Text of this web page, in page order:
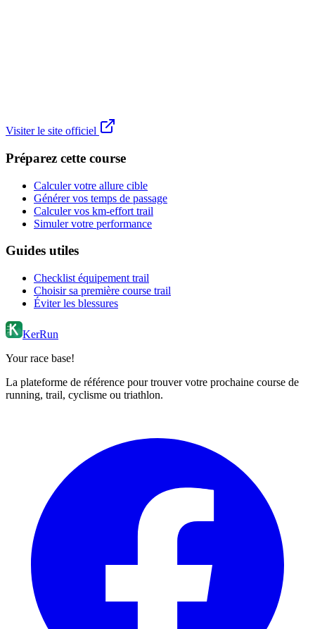
Visiter le site officiel
Préparez cette course
Calculer votre allure cible
Générer vos temps de passage
Calculer vos km-effort trail
Simuler votre performance
Guides utiles
Checklist équipement trail
Choisir sa première course trail
Éviter les blessures
KerRun
Your race base!
La plateforme de référence pour trouver votre prochaine course de
running, trail, cyclisme ou triathlon.